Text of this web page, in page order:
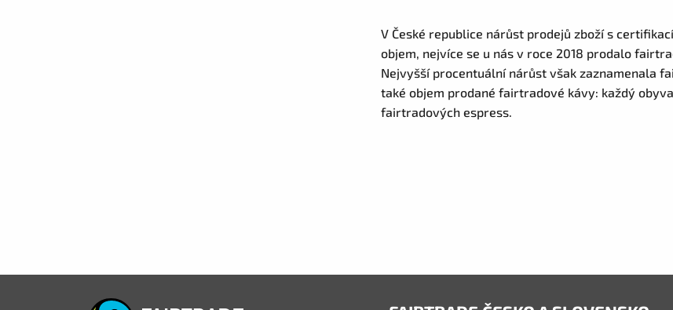
V České republice nárůst prodejů zboží s
objem, nejvíce se u nás v roce 2018 prodalo
Nejvyšší procentuální nárůst však zaznamenala
také objem prodané fairtradové kávy: každý
fairtradových espress.